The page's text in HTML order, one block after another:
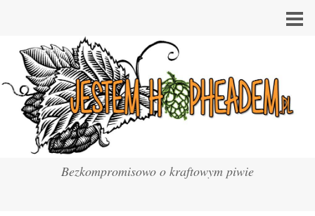
Bezkompromisowo o kraftowym piwie